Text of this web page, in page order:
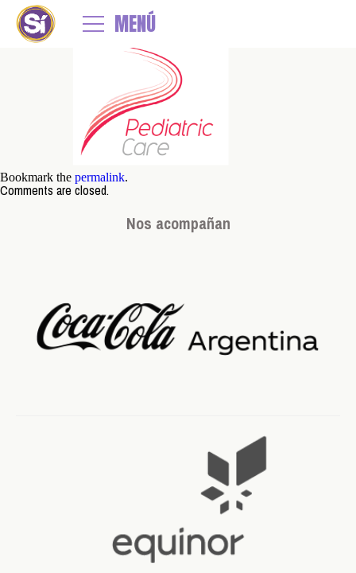
MENÚ
Pediatric
empresas-3- Pediatric
Byadmin | Published 22 julio, 2021
Bookmark the permalink.
Comments are closed.
Nos acompañan